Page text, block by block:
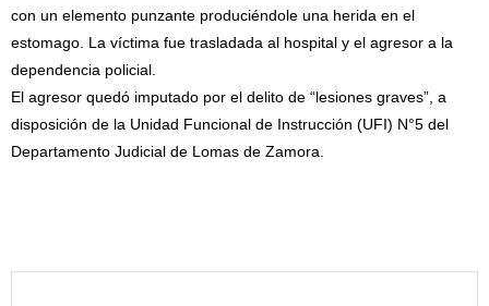
con un elemento punzante produciéndole una herida en el
estomago. La víctima fue trasladada al hospital y el agresor a la
dependencia policial.
El agresor quedó imputado por el delito de “lesiones graves”, a
disposición de la Unidad Funcional de Instrucción (UFI) N°5 del
Departamento Judicial de Lomas de Zamora.